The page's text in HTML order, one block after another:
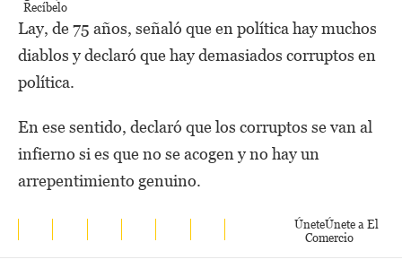
Recíbelo
Lay, de 75 años, señaló que en política hay muchos
diablos y declaró que hay demasiados corruptos en
política.
En ese sentido, declaró que los corruptos se van al
infierno si es que no se acogen y no hay un
arrepentimiento genuino.
ÚneteÚnete a El
Comercio